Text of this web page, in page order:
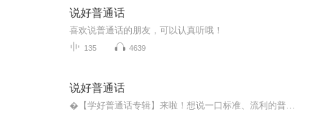
说好普通话
喜欢说普通话的朋友，可以认真听哦！
135 4639
说好普通话